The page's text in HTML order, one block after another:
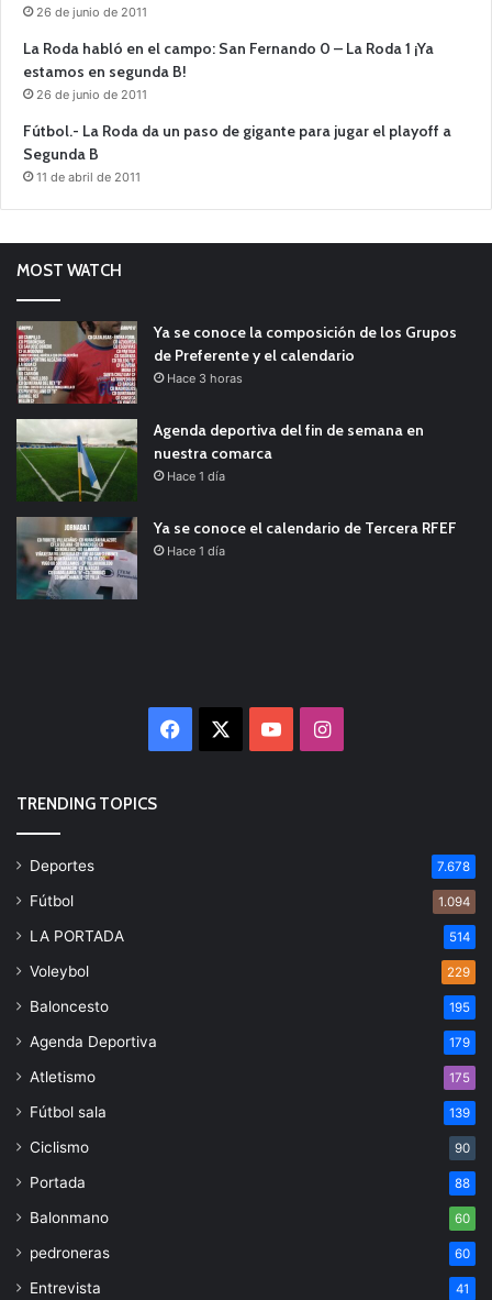
26 de junio de 2011
La Roda habló en el campo: San Fernando 0 – La Roda 1 ¡Ya
estamos en segunda B!
26 de junio de 2011
Fútbol.- La Roda da un paso de gigante para jugar el playoff a
Segunda B
11 de abril de 2011
MOST WATCH
Ya se conoce la composición de los Grupos
de Preferente y el calendario
Hace 3 horas
Agenda deportiva del fin de semana en
nuestra comarca
Hace 1 día
Ya se conoce el calendario de Tercera RFEF
Hace 1 día
Facebook YouTubeInstagram
TRENDING TOPICS
Deportes 7.678
Fútbol 1.094
LA PORTADA 514
Voleybol 229
Baloncesto 195
Agenda Deportiva 179
Atletismo 175
Fútbol sala 139
Ciclismo 90
Portada 88
Balonmano 60
pedroneras 60
Entrevista 41